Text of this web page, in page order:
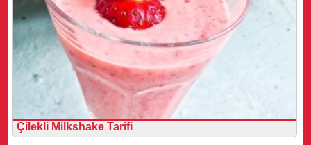
Çilekli Milkshake Tarifi